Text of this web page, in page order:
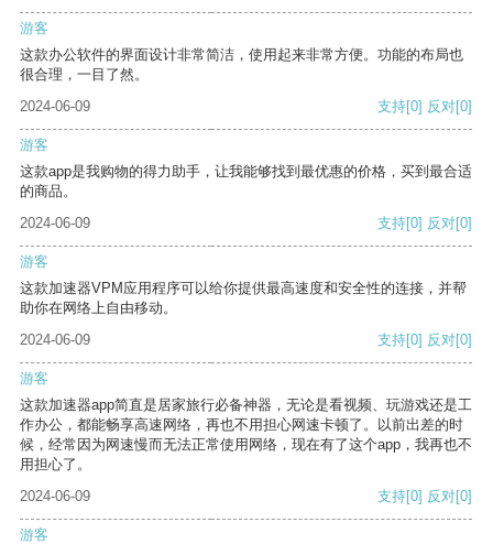
游客
这款办公软件的界面设计非常简洁，使用起来非常方便。功能的布局也
很合理，一目了然。
2024-06-09
支持[0] 反对[0]
游客
这款app是我购物的得力助手，让我能够找到最优惠的价格，买到最合适
的商品。
2024-06-09
支持[0] 反对[0]
游客
这款加速器VPM应用程序可以给你提供最高速度和安全性的连接，并帮
助你在网络上自由移动。
2024-06-09
支持[0] 反对[0]
游客
这款加速器app简直是居家旅行必备神器，无论是看视频、玩游戏还是工
作办公，都能畅享高速网络，再也不用担心网速卡顿了。以前出差的时
候，经常因为网速慢而无法正常使用网络，现在有了这个app，我再也不
用担心了。
2024-06-09
支持[0] 反对[0]
游客